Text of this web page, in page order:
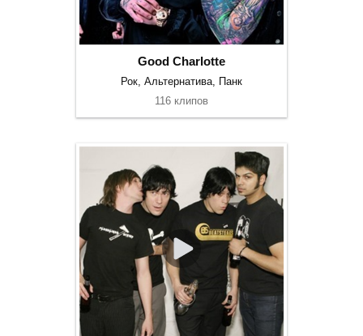
Good Charlotte
Рок, Альтернатива, Панк
116 клипов